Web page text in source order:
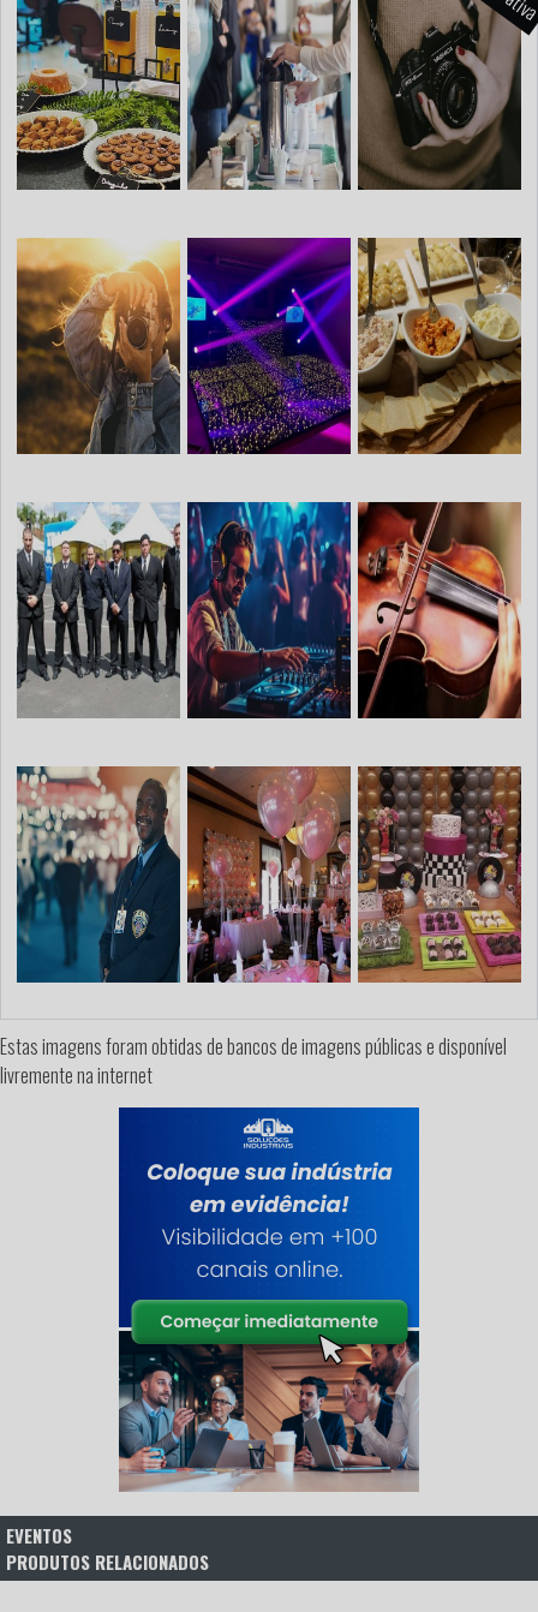
Estas imagens foram obtidas de bancos de imagens públicas e disponível
livremente na internet
EVENTOS
PRODUTOS RELACIONADOS